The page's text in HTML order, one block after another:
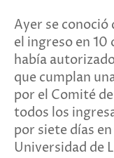
Ayer se conoció
el ingreso en
había
que cumplan
por el Comité
todos los
por siete días
Universidad de